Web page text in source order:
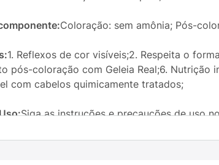
Coloração: sem amônia; Pós-
1. Reflexos de cor visíveis;2. Respeita o
pós-coloração com Geleia Real;6. Nutrição
com cabelos quimicamente tratados;
Siga as instruções e precauções de uso
1. Reflexos de cor visíveis;2. Respeita o